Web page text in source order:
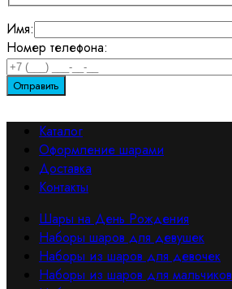
Имя:
Номер телефона:
Каталог
Оформление шарами
Доставка
Контакты
Шары на День Рождения
Наборы шаров для девушек
Наборы из шаров для девочек
Наборы из шаров для мальчиков